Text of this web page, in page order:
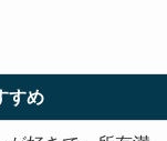
すめ